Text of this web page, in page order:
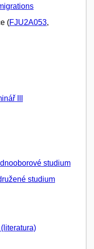
(FJU2A053,
III
studium
studium